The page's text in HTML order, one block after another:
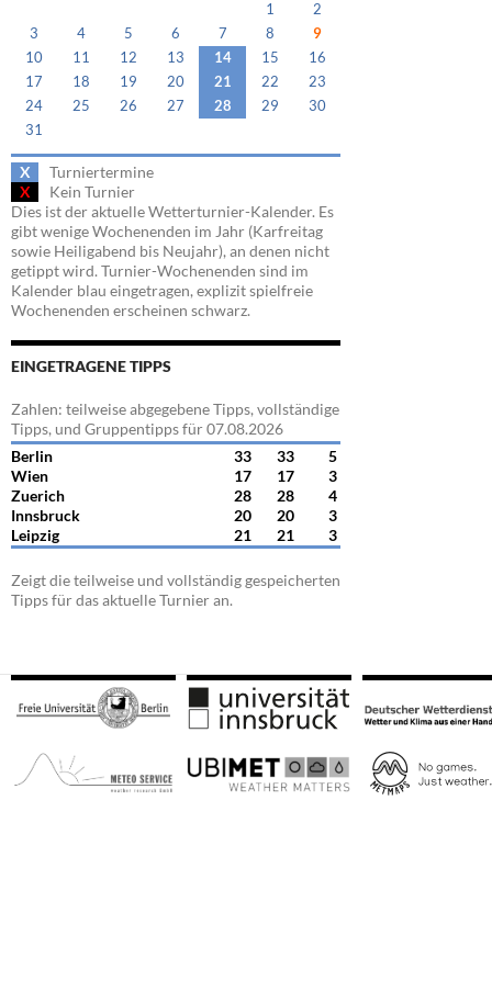
1
2
3
4 5 6 7 8
9
10
11 12 13 14 15
16
17
18 19 20 21 22
23
24
25 26 27 28 29
30
31
X
Turniertermine
X
Kein Turnier
Dies ist der aktuelle Wetterturnier-Kalender. Es
gibt wenige Wochenenden im Jahr (Karfreitag
sowie Heiligabend bis Neujahr), an denen nicht
getippt wird. Turnier-Wochenenden sind im
Kalender blau eingetragen, explizit spielfreie
Wochenenden erscheinen schwarz.
EINGETRAGENE TIPPS
Zahlen: teilweise abgegebene Tipps, vollständige
Tipps, und Gruppentipps für 07.08.2026
Berlin
33 33
5
Wien
17 17
3
Zuerich
28 28
4
Innsbruck
20 20
3
Leipzig
21 21 3
Zeigt die teilweise und vollständig gespeicherten
Tipps für das aktuelle Turnier an.